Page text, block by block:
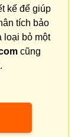
kế để giúp
tích bảo
loại bỏ một
cũng